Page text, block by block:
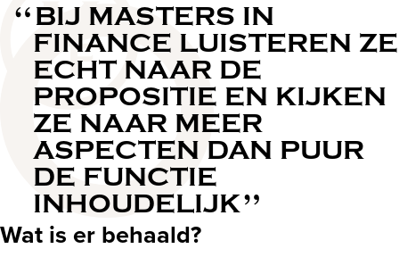
BIJ MASTERS IN
FINANCE LUISTEREN ZE
ECHT NAAR DE
PROPOSITIE EN KIJKEN
ZE NAAR MEER
ASPECTEN DAN PUUR
DE FUNCTIE
INHOUDELIJK
Wat is er behaald?